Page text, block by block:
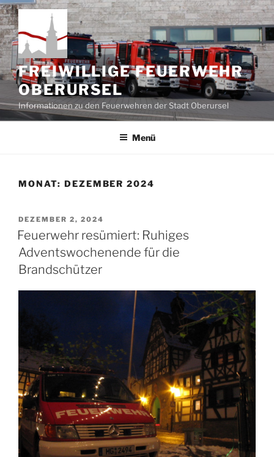
Zum
Inhalt
springen
FREIWILLIGE FEUERWEHR
OBERURSEL
Informationen zu den Feuerwehren der Stadt Oberursel
Menü
MONAT: DEZEMBER 2024
VERÖFFENTLICHT
AM
DEZEMBER 2, 2024
Feuerwehr resümiert: Ruhiges
Adventswochenende für die
Brandschützer